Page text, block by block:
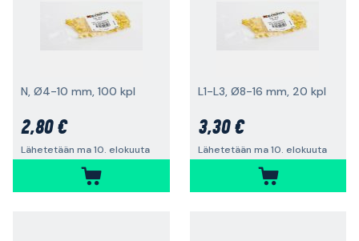
N, Ø4-10 mm, 100 kpl
2,80 €
Lähetetään ma 10. elokuuta
L1-L3, Ø8-16 mm, 20 kpl
3,30 €
Lähetetään ma 10. elokuuta